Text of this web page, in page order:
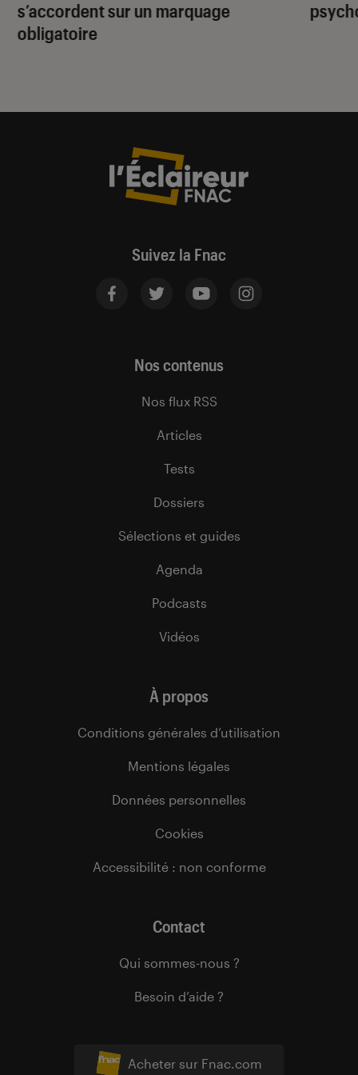
s’accordent sur un marquage
obligatoire
Suivez la Fnac
Acheter sur Fnac.com
Nos contenus
Nos flux RSS
Articles
Tests
Dossiers
Sélections et guides
Agenda
Podcasts
Vidéos
À propos
Conditions générales d’utilisation
Mentions légales
Données personnelles
Cookies
Accessibilité : non conforme
Contact
Qui sommes-nous ?
Besoin d’aide ?